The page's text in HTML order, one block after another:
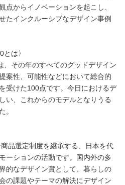
点からイノベーションを起こし、
たインクルーシブなデザイン事例
とは〉
、その年のすべてのグッドデザイン
案性、可能性などにおいて総合的
受けた100点です。今日におけるデ
い、これからのモデルとなりうる
。
品選定制度を継承する、日本を代
ーションの活動です。国内外の多
的なデザイン賞として、暮らしの
の課題やテーマの解決にデザイン